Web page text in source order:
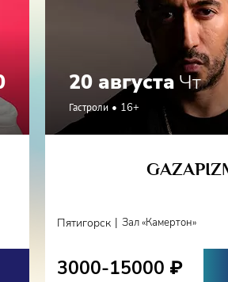
20 августа Чт
Гастроли 16+
Пятигорск | Зал «Камертон»
3000-15000 ₽